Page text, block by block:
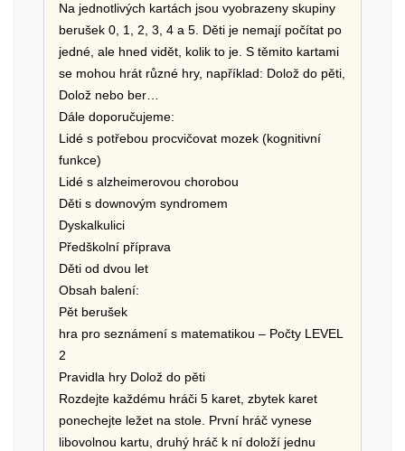
Na jednotlivých kartách jsou vyobrazeny skupiny
berušek 0, 1, 2, 3, 4 a 5. Děti je nemají počítat po
jedné, ale hned vidět, kolik to je. S těmito kartami
se mohou hrát různé hry, například: Dolož do pěti,
Dolož nebo ber…
Dále doporučujeme:
Lidé s potřebou procvičovat mozek (kognitivní
funkce)
Lidé s alzheimerovou chorobou
Děti s downovým syndromem
Dyskalkulici
Předškolní příprava
Děti od dvou let
Obsah balení:
Pět berušek
hra pro seznámení s matematikou – Počty LEVEL
2
Pravidla hry Dolož do pěti
Rozdejte každému hráči 5 karet, zbytek karet
ponechejte ležet na stole. První hráč vynese
libovolnou kartu, druhý hráč k ní doloží jednu